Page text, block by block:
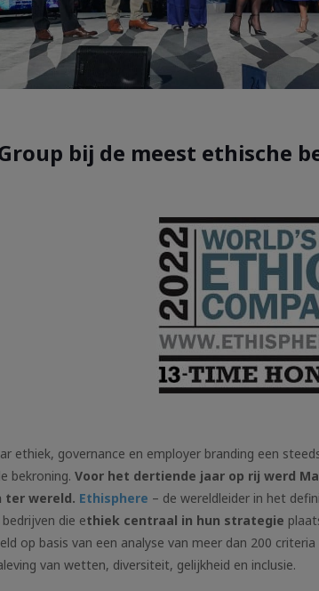
bij de meest ethische
ethiek, governance en employer branding een
bekroning.Voor het dertiende jaar op rij werd
ter wereld. Ethisphere – de wereldleider in het
die ethiek centraal in hun strategie
op basis van een analyse van meer dan 200
van wetten, diversiteit, gelijkheid en inclusie.